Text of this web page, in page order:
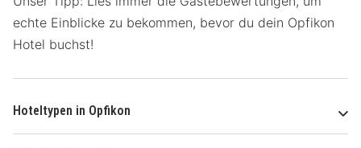
echte Einblicke zu bekommen, bevor du dein Opfikon
Hotel buchst!
Hoteltypen in Opfikon